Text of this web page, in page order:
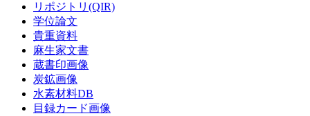
リポジトリ(QIR)
学位論文
貴重資料
麻生家文書
蔵書印画像
炭鉱画像
水素材料DB
目録カード画像